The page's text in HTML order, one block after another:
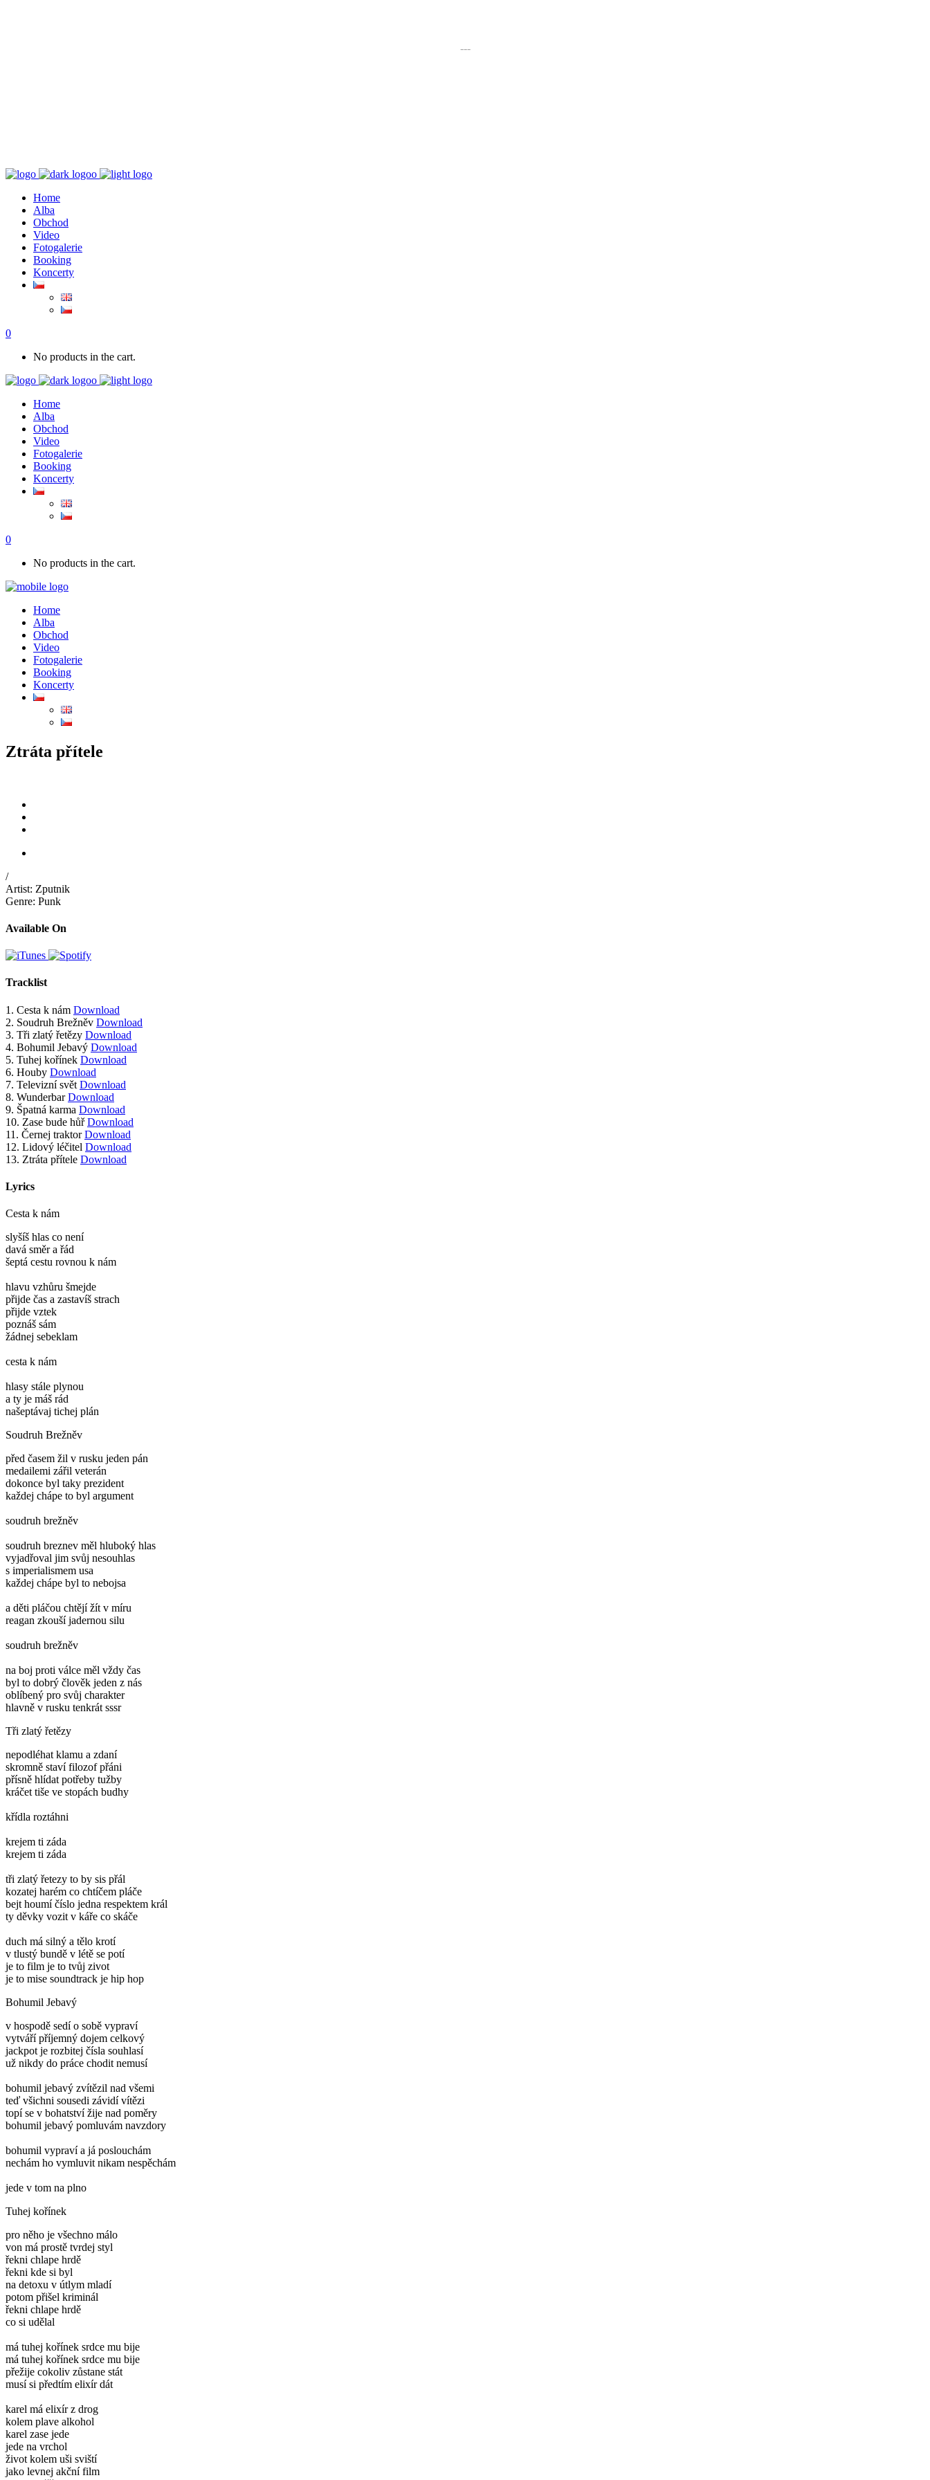
---
Home
Alba
Obchod
Video
Fotogalerie
Booking
Koncerty
0
No products in the cart.
Home
Alba
Obchod
Video
Fotogalerie
Booking
Koncerty
0
No products in the cart.
Home
Alba
Obchod
Video
Fotogalerie
Booking
Koncerty
Ztráta přítele
/
Artist: Zputnik
Genre: Punk
Available On
Tracklist
1. Cesta k nám Download
2. Soudruh Brežněv Download
3. Tři zlatý řetězy Download
4. Bohumil Jebavý Download
5. Tuhej kořínek Download
6. Houby Download
7. Televizní svět Download
8. Wunderbar Download
9. Špatná karma Download
10. Zase bude hůř Download
11. Černej traktor Download
12. Lidový léčitel Download
13. Ztráta přítele Download
Lyrics
Cesta k nám
slyšíš hlas co není
davá směr a řád
šeptá cestu rovnou k nám
hlavu vzhůru šmejde
přijde čas a zastavíš strach
přijde vztek
poznáš sám
žádnej sebeklam
cesta k nám
hlasy stále plynou
a ty je máš rád
našeptávaj tichej plán
Soudruh Brežněv
před časem žil v rusku jeden pán
medailemi zářil veterán
dokonce byl taky prezident
každej chápe to byl argument
soudruh brežněv
soudruh breznev měl hluboký hlas
vyjadřoval jim svůj nesouhlas
s imperialismem usa
každej chápe byl to nebojsa
a děti pláčou chtějí žít v míru
reagan zkouší jadernou silu
soudruh brežněv
na boj proti válce měl vždy čas
byl to dobrý člověk jeden z nás
oblíbený pro svůj charakter
hlavně v rusku tenkrát sssr
Tři zlatý řetězy
nepodléhat klamu a zdaní
skromně staví filozof přáni
přísně hlídat potřeby tužby
kráčet tiše ve stopách budhy
křídla roztáhni
krejem ti záda
krejem ti záda
tři zlatý řetezy to by sis přál
kozatej harém co chtíčem pláče
bejt houmí číslo jedna respektem král
ty děvky vozit v káře co skáče
duch má silný a tělo krotí
v tlustý bundě v létě se potí
je to film je to tvůj zivot
je to mise soundtrack je hip hop
Bohumil Jebavý
v hospodě sedí o sobě vypraví
vytváří příjemný dojem celkový
jackpot je rozbitej čísla souhlasí
už nikdy do práce chodit nemusí
bohumil jebavý zvítězil nad všemi
teď všichni sousedi závidí vítězi
topí se v bohatství žije nad poměry
bohumil jebavý pomluvám navzdory
bohumil vypraví a já poslouchám
nechám ho vymluvit nikam nespěchám
jede v tom na plno
Tuhej kořínek
pro něho je všechno málo
von má prostě tvrdej styl
řekni chlape hrdě
řekni kde si byl
na detoxu v útlym mladí
potom přišel kriminál
řekni chlape hrdě
co si udělal
má tuhej kořínek srdce mu bije
má tuhej kořínek srdce mu bije
přežije cokoliv zůstane stát
musí si předtím elixír dát
karel má elixír z drog
kolem plave alkohol
karel zase jede
jede na vrchol
život kolem uši sviští
jako levnej akční film